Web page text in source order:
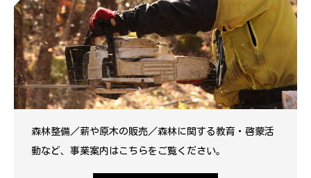
森林整備／薪や原木の販売／森林に関する教育・啓蒙活
動など、事業案内はこちらをご覧ください。